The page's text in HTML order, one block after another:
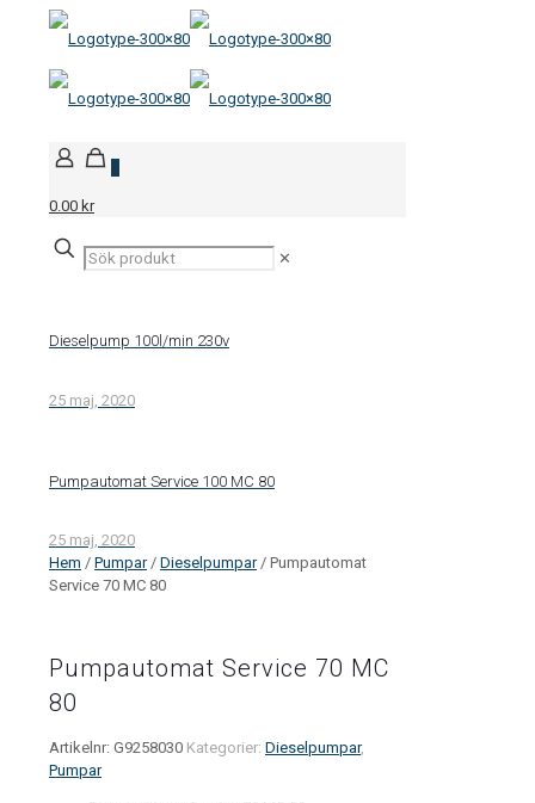
0
0.00 kr
✕
Dieselpump 100l/min 230v
25 maj, 2020
Pumpautomat Service 100 MC 80
25 maj, 2020
Hem / Pumpar/ Dieselpumpar/ Pumpautomat
Service 70 MC 80
Pumpautomat Service 70 MC
80
Artikelnr: G9258030 Kategorier: Dieselpumpar,
Pumpar